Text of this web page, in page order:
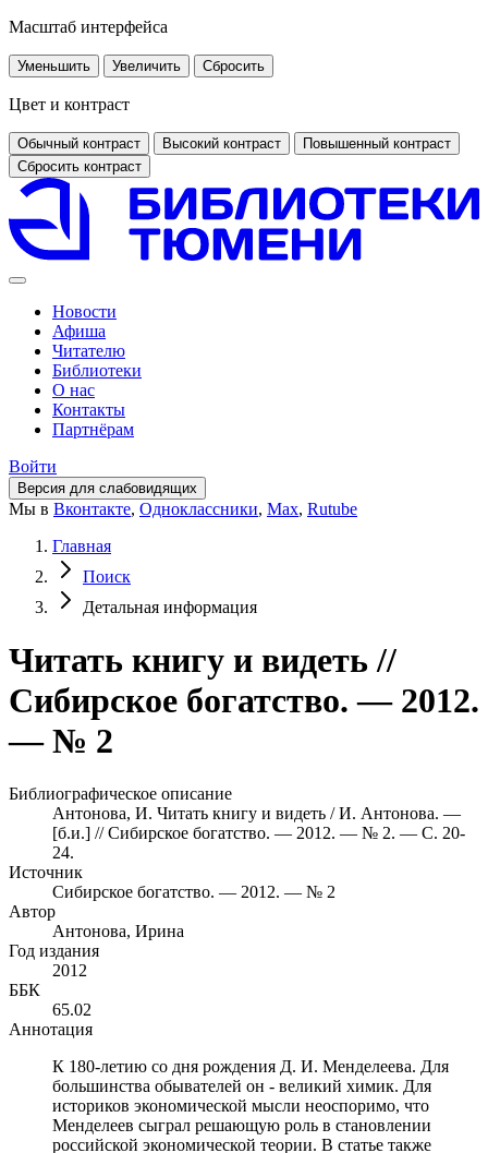
Масштаб интерфейса
Уменьшить Увеличить Сбросить
Цвет и контраст
Обычный контраст Высокий контраст
Повышенный контраст
Сбросить контраст
Новости
Афиша
Читателю
Библиотеки
О нас
Контакты
Партнёрам
Войти
Версия для слабовидящих
Мы в Вконтакте, Одноклассники, Max, Rutube
Главная
Поиск
Детальная информация
Читать книгу и видеть //
Сибирское богатство. — 2012.
— № 2
Библиографическое описание
Антонова, И. Читать книгу и видеть / И. Антонова. —
[б.и.] // Сибирское богатство. — 2012. — № 2. — С. 20-
24.
Источник
Сибирское богатство. — 2012. — № 2
Автор
Антонова, Ирина
Год издания
2012
ББК
65.02
Аннотация
К 180-летию со дня рождения Д. И. Менделеева. Для
большинства обывателей он - великий химик. Для
историков экономической мысли неоспоримо, что
Менделеев сыграл решающую роль в становлении
российской экономической теории. В статье также